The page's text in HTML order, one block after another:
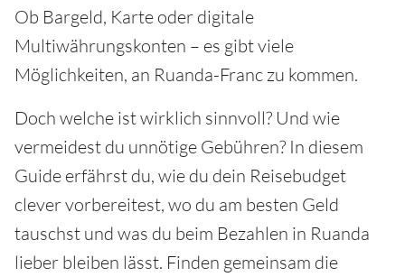
Ob Bargeld, Karte oder digitale
Multiwährungskonten – es gibt viele
Möglichkeiten, an Ruanda-Franc zu kommen.
Doch welche ist wirklich sinnvoll? Und wie
vermeidest du unnötige Gebühren? In diesem
Guide erfährst du, wie du dein Reisebudget
clever vorbereitest, wo du am besten Geld
tauschst und was du beim Bezahlen in Ruanda
lieber bleiben lässt. Finden gemeinsam die